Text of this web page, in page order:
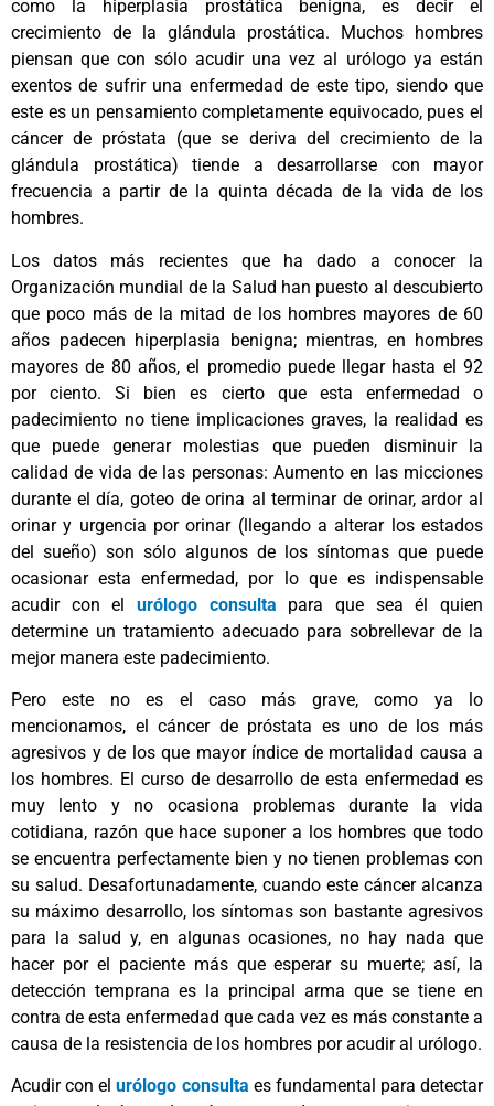
como la hiperplasia prostática benigna, es decir el
crecimiento de la glándula prostática. Muchos hombres
piensan que con sólo acudir una vez al urólogo ya están
exentos de sufrir una enfermedad de este tipo, siendo que
este es un pensamiento completamente equivocado, pues el
cáncer de próstata (que se deriva del crecimiento de la
glándula prostática) tiende a desarrollarse con mayor
frecuencia a partir de la quinta década de la vida de los
hombres.
Los datos más recientes que ha dado a conocer la
Organización mundial de la Salud han puesto al descubierto
que poco más de la mitad de los hombres mayores de 60
años padecen hiperplasia benigna; mientras, en hombres
mayores de 80 años, el promedio puede llegar hasta el 92
por ciento. Si bien es cierto que esta enfermedad o
padecimiento no tiene implicaciones graves, la realidad es
que puede generar molestias que pueden disminuir la
calidad de vida de las personas: Aumento en las micciones
durante el día, goteo de orina al terminar de orinar, ardor al
orinar y urgencia por orinar (llegando a alterar los estados
del sueño) son sólo algunos de los síntomas que puede
ocasionar esta enfermedad, por lo que es indispensable
acudir con el urólogo consulta para que sea él quien
determine un tratamiento adecuado para sobrellevar de la
mejor manera este padecimiento.
Pero este no es el caso más grave, como ya lo
mencionamos, el cáncer de próstata es uno de los más
agresivos y de los que mayor índice de mortalidad causa a
los hombres. El curso de desarrollo de esta enfermedad es
muy lento y no ocasiona problemas durante la vida
cotidiana, razón que hace suponer a los hombres que todo
se encuentra perfectamente bien y no tienen problemas con
su salud. Desafortunadamente, cuando este cáncer alcanza
su máximo desarrollo, los síntomas son bastante agresivos
para la salud y, en algunas ocasiones, no hay nada que
hacer por el paciente más que esperar su muerte; así, la
detección temprana es la principal arma que se tiene en
contra de esta enfermedad que cada vez es más constante a
causa de la resistencia de los hombres por acudir al urólogo.
Acudir con elurólogo consulta es fundamental para detectar